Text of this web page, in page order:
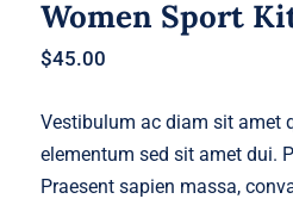
Women Sport
$45.00
Vestibulum ac diam sit amet
elementum sed sit amet dui.
Praesent sapien massa,